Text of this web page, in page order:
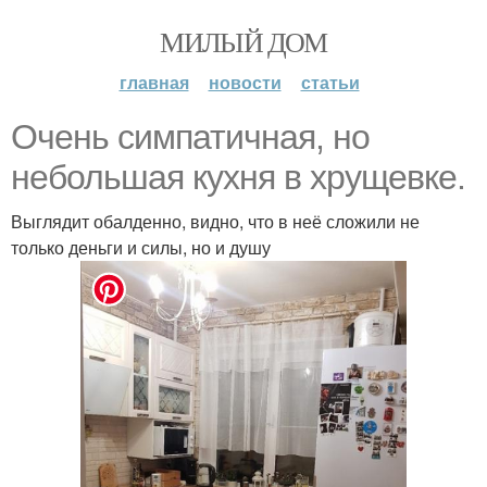
МИЛЫЙ ДОМ
главная новости статьи
Очень симпатичная, но
небольшая кухня в хрущевке.
Выглядит обалденно, видно, что в неё сложили не
только деньги и силы, но и душу